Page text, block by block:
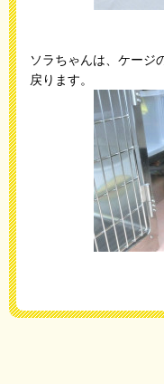
ソラちゃんは、ケージ
戻ります。